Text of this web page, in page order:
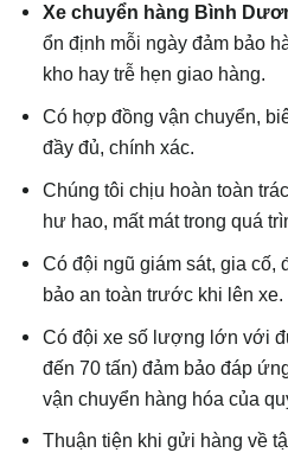
Xe chuyển hàng Bình
ổn định mỗi ngày đảm bảo
kho hay trễ hẹn giao hàng.
Có hợp đồng vận chuyển,
đầy đủ, chính xác.
Chúng tôi chịu hoàn toàn
hư hao, mất mát trong quá
Có đội ngũ giám sát, gia cố,
bảo an toàn trước khi lên xe.
Có đội xe số lượng lớn với
đến 70 tấn) đảm bảo đáp
vận chuyển hàng hóa của
Thuận tiện khi gửi hàng về